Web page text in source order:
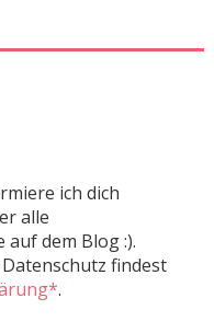
ich dich
alle
dem Blog :).
findest
.